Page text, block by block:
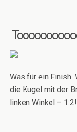
Was für ein Finish.
die Kugel mit der
linken Winkel – 1:2!